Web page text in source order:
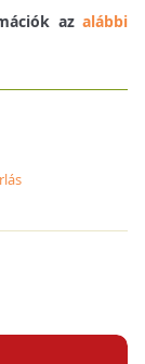
azalábbi